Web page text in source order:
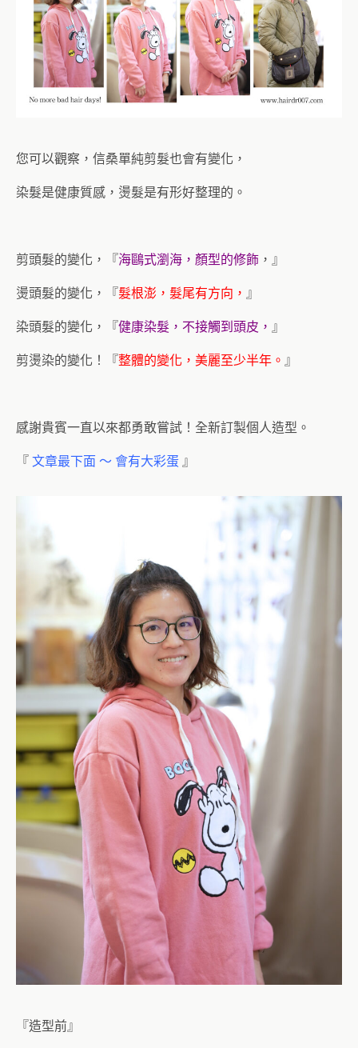
您可以觀察，信桑單純剪髮也會有變化，
染髮是健康質感，燙髮是有形好整理的。
剪頭髮的變化，『海鷗式瀏海，顏型的修飾 ，』
燙頭髮的變化，『髮根澎，髮尾有方向， 』
染頭髮的變化，『健康染髮，不接觸到頭皮， 』
剪燙染的變化！『整體的變化，美麗至少半年。 』
感謝貴賓一直以來都勇敢嘗試！全新訂製個人造型。
『文章最下面 ～ 會有大彩蛋』
『造型前』